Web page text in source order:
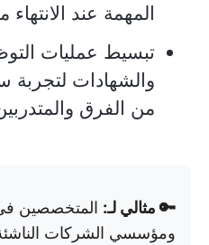
المهمة عند
تبسيط عمليات
والشهادات
من الفرق
🔑 مثالي لـ: المتخصصين في
ومؤسسي الشركات